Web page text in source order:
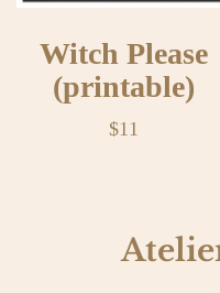
Witch Please
(printable)
$11